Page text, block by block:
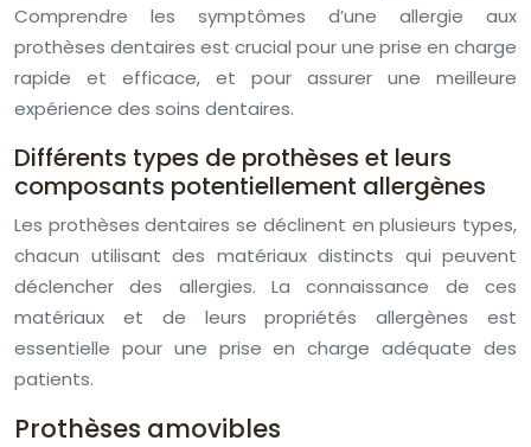
Comprendre les symptômes d’une allergie aux
prothèses dentaires est crucial pour une prise en charge
rapide et efficace, et pour assurer une meilleure
expérience des soins dentaires.
Différents types de prothèses et leurs
composants potentiellement allergènes
Les prothèses dentaires se déclinent en plusieurs types,
chacun utilisant des matériaux distincts qui peuvent
déclencher des allergies. La connaissance de ces
matériaux et de leurs propriétés allergènes est
essentielle pour une prise en charge adéquate des
patients.
Prothèses amovibles